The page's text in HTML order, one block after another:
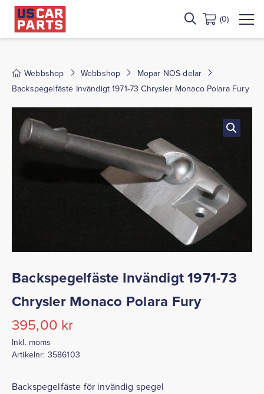
(0)
Webbshop Webbshop
Mopar NOS-delar
Backspegelfäste Invändigt 1971-73 Chrysler Monaco Polara Fury
Backspegelfäste Invändigt 1971-73
Chrysler Monaco Polara Fury
395,00 kr
Inkl. moms
Artikelnr: 3586103
Backspegelfäste för invändig spegel